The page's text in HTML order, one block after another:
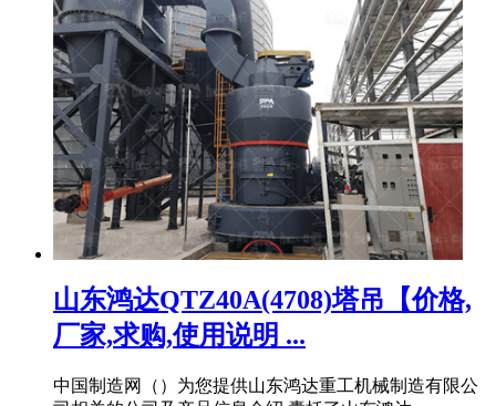
山东鸿达QTZ40A(4708)塔吊【价格,
厂家,求购,使用说明 ...
中国制造网（）为您提供山东鸿达重工机械制造有限公